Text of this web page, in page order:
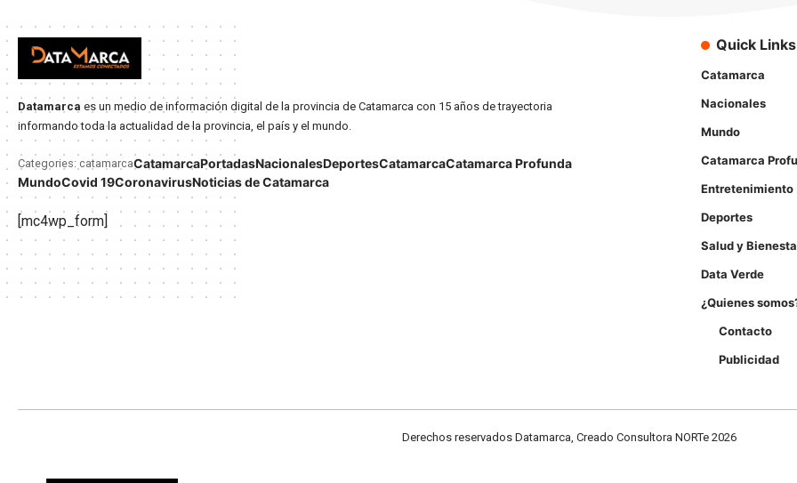
Datamarca es un medio de información digital de la provincia de Catamarca con 15 años de trayectoria
informando toda la actualidad de la provincia, el país y el mundo.
Categories: catamarcaCatamarcaPortadasNacionalesDeportesCatamarcaCatamarca Profunda
MundoCovid 19CoronavirusNoticias de Catamarca
[mc4wp_form]
Quick Links
Catamarca
Nacionales
Mundo
Catamarca
Entretenimiento
Deportes
Salud y
Data Verde
¿Quienes
Contacto
Publicidad
Derechos reservados Datamarca, Creado Consultora NORTe 2026